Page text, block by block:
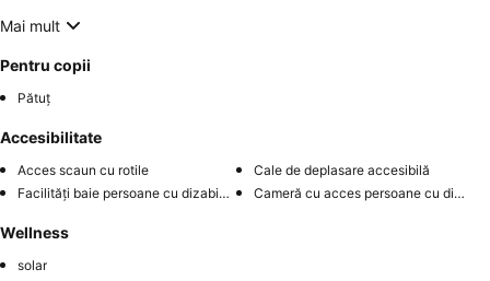
Mai mult
Pentru copii
Pătuț
Accesibilitate
Acces scaun cu rotile
Cale de deplasare accesibilă
Facilități baie persoane cu dizabilități
Cameră cu acces persoane cu dizabilități
Wellness
solar